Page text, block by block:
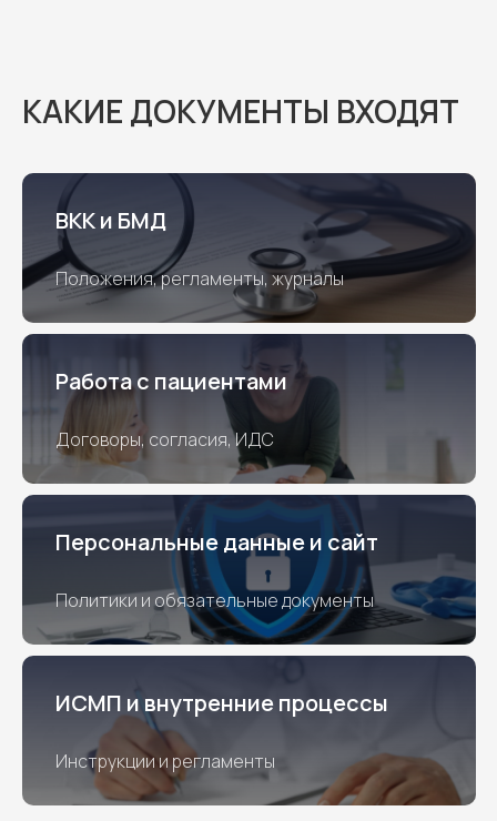
КАКИЕ ДОКУМЕНТЫ ВХОДЯТ
ВКК и БМД
Положения, регламенты, журналы
Работа с пациентами
Договоры, согласия, ИДС
Персональные данные и сайт
Политики и обязательные документы
ИСМП и внутренние процессы
Инструкции и регламенты